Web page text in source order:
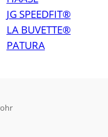
JG SPEEDFIT®
LA BUVETTE®
PATURA